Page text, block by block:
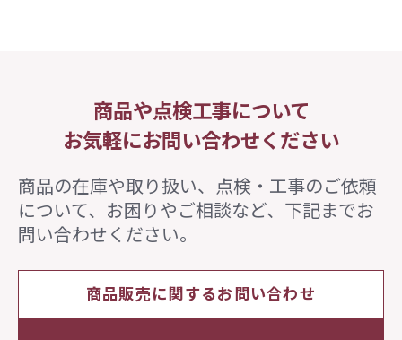
商品や点検工事について
お気軽にお問い合わせください
商品の在庫や取り扱い、点検・工事のご依頼
について、 お困りやご相談など、下記までお
問い合わせください。
商品販売に関するお問い合わせ